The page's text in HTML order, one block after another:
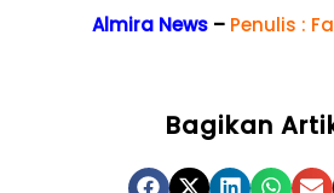
Almira News – Penulis :
Bagikan